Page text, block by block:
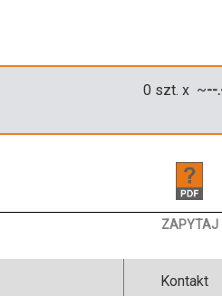
0 szt. x ~--
ZAPYTAJ
Kontakt